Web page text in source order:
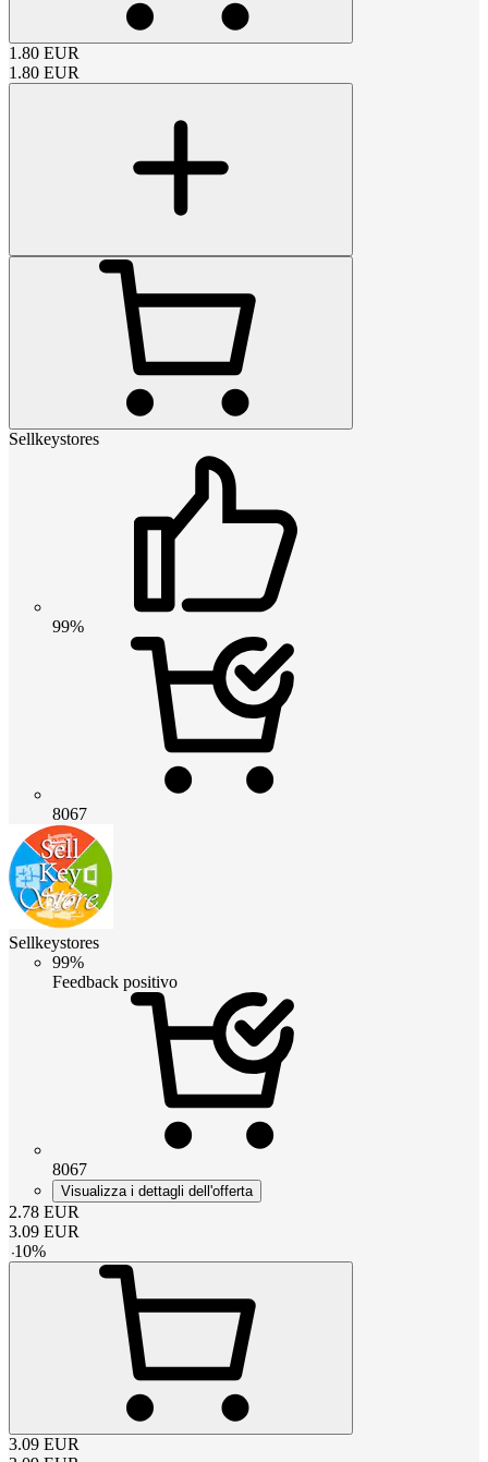
1.80 EUR
1.80 EUR
Sellkeystores
99%
8067
Sellkeystores
99%
Feedback positivo
8067
Visualizza i dettagli dell'offerta
2.78 EUR
3.09 EUR
-10%
3.09 EUR